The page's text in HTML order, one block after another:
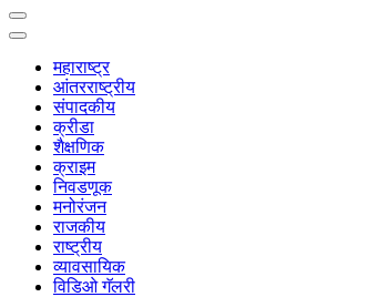
महाराष्ट्र
आंतरराष्ट्रीय
संपादकीय
क्रीडा
शैक्षणिक
क्राइम
निवडणूक
मनोरंजन
राजकीय
राष्ट्रीय
व्यावसायिक
विडिओ गॅलरी